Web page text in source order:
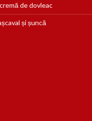
de dovleac
și șuncă